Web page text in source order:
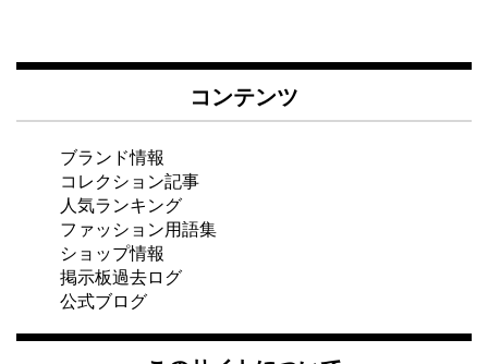
コンテンツ
ブランド情報
コレクション記事
人気ランキング
ファッション用語集
ショップ情報
掲示板過去ログ
公式ブログ